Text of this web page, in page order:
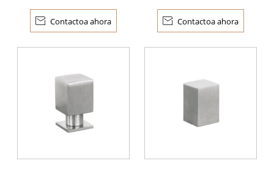
 Contactoa ahora  Contactoa ahora